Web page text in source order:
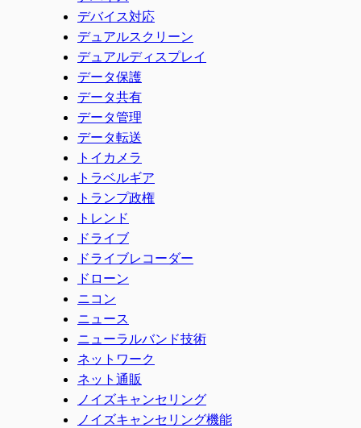
デバイス対応
デュアルスクリーン
デュアルディスプレイ
データ保護
データ共有
データ管理
データ転送
トイカメラ
トラベルギア
トランプ政権
トレンド
ドライブ
ドライブレコーダー
ドローン
ニコン
ニュース
ニューラルバンド技術
ネットワーク
ネット通販
ノイズキャンセリング
ノイズキャンセリング機能